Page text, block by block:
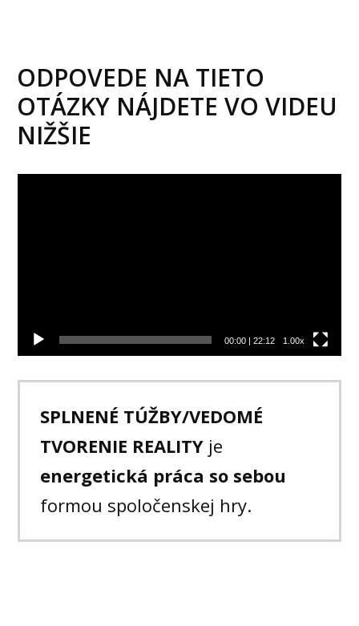
ODPOVEDE NA TIETO
OTÁZKY NÁJDETE VO VIDEU
NIŽŠIE
00:00| 22:12 1.00x
SPLNENÉ TÚŽBY/VEDOMÉ
TVORENIE REALITYje
energetická práca so sebou
formou spoločenskej hry.